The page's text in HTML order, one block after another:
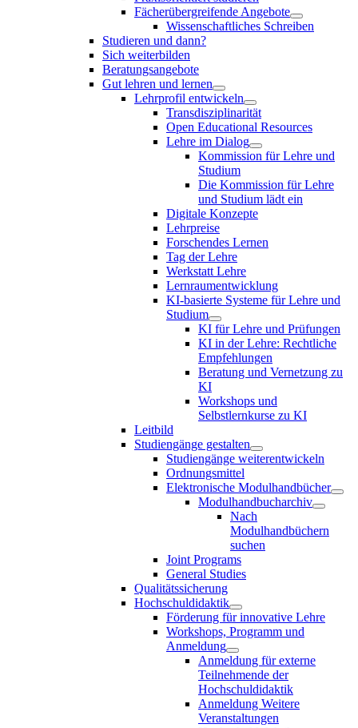
Fächerübergreifende Angebote
Wissenschaftliches Schreiben
Studieren und dann?
Sich weiterbilden
Beratungsangebote
Gut lehren und lernen
Lehrprofil entwickeln
Transdisziplinarität
Open Educational Resources
Lehre im Dialog
Kommission für Lehre und
Studium
Die Kommission für Lehre
und Studium lädt ein
Digitale Konzepte
Lehrpreise
Forschendes Lernen
Tag der Lehre
Werkstatt Lehre
Lernraumentwicklung
KI-basierte Systeme für Lehre und
Studium
KI für Lehre und Prüfungen
KI in der Lehre: Rechtliche
Empfehlungen
Beratung und Vernetzung zu
KI
Workshops und
Selbstlernkurse zu KI
Leitbild
Studiengänge gestalten
Studiengänge weiterentwickeln
Ordnungsmittel
Elektronische Modulhandbücher
Modulhandbucharchiv
Nach
Modulhandbüchern
suchen
Joint Programs
General Studies
Qualitätssicherung
Hochschuldidaktik
Förderung für innovative Lehre
Workshops, Programm und
Anmeldung
Anmeldung für externe
Teilnehmende der
Hochschuldidaktik
Anmeldung Weitere
Veranstaltungen